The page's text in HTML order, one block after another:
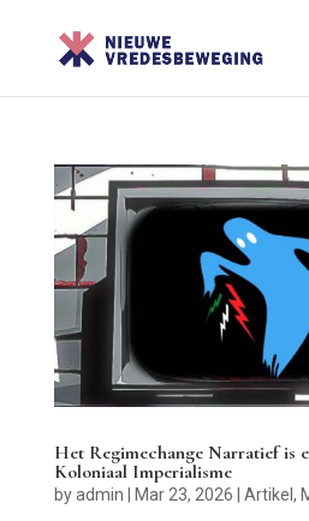
Het Regimechange Narratief is
Koloniaal Imperialisme
byadmin | Mar 23, 2026 | Artikel,